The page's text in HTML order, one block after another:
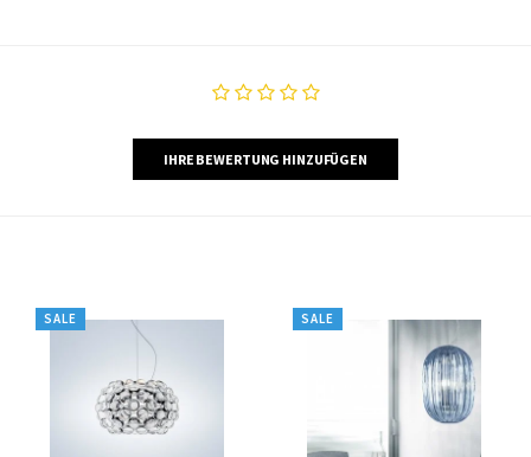
IHRE BEWERTUNG HINZUFÜGEN
SALE SALE